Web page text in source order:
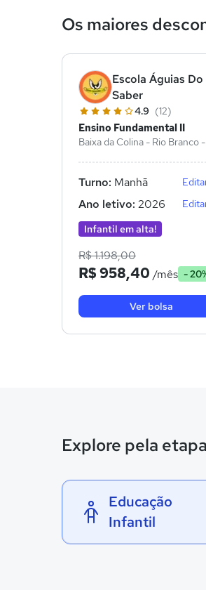
Os maiores
Escola Águias Do
Saber
4.9 (12)
Ensino Fundamental II
Baixa da Colina - Rio Branco
Turno: Manhã
Ano letivo: 2026
Infantil em alta!
R$ 1.198,00
R$ 958,40 /mês -
Ver bolsa
Explore pela
Educação
Infantil